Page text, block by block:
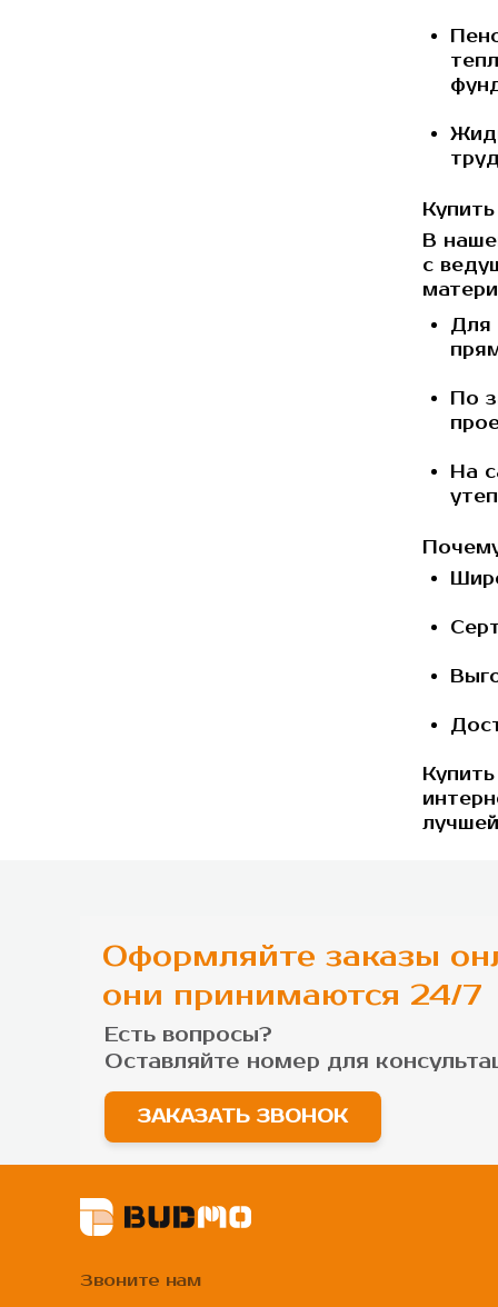
В
с
Для
По
На
Оформляйте заказы
они принимаются 24/7
Есть вопросы?
Оставляйте номер для
ЗАКАЗАТЬ ЗВОНОК
Звоните нам